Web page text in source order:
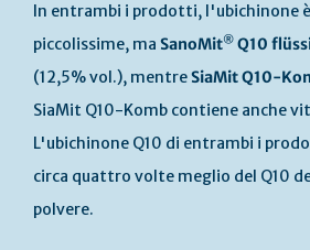
In entrambi i prodotti, l'ubichinone
piccolissime, ma SanoMit® Q10
(12,5% vol.), mentreSiaMit Q10-
SiaMit Q10-Komb contiene anche
L'ubichinone Q10 di entrambi i
circa quattro volte meglio del Q10
polvere.